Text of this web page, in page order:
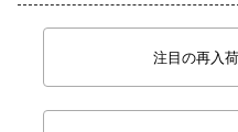
注目の再入